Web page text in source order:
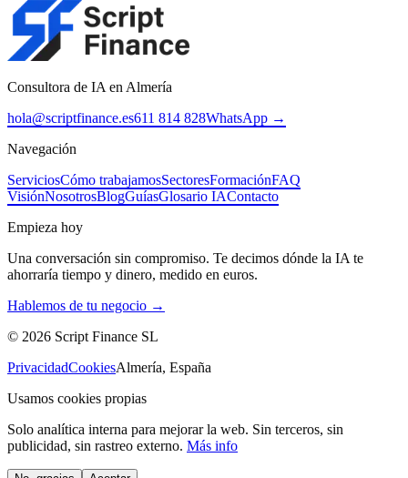
Consultora de IA en Almería
hola@scriptfinance.es611 814 828WhatsApp →
Navegación
ServiciosCómo trabajamosSectoresFormaciónFAQ
VisiónNosotrosBlogGuíasGlosario IAContacto
Empieza hoy
Una conversación sin compromiso. Te decimos dónde la IA te
ahorraría tiempo y dinero, medido en euros.
Hablemos de tu negocio →
© 2026 Script Finance SL
PrivacidadCookiesAlmería, España
Usamos cookies propias
Solo analítica interna para mejorar la web. Sin terceros, sin
publicidad, sin rastreo externo. Más info